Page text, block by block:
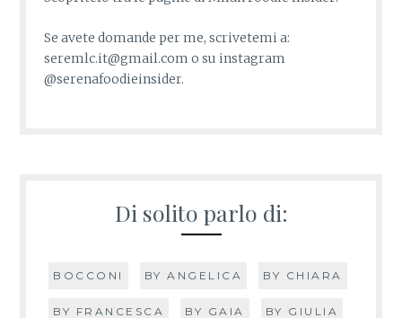
Se avete domande per me, scrivetemi a:
seremlc.it@gmail.com o su instagram
@serenafoodieinsider.
Di solito parlo di:
BOCCONI BY ANGELICA BY CHIARA
BY FRANCESCA BY GAIA BY GIULIA